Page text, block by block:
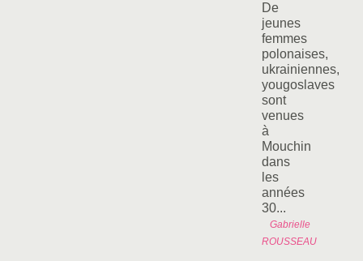
De
jeunes
femmes
polonaises,
ukrainiennes,
yougoslaves
sont
venues
à
Mouchin
dans
les
années
30...
Gabrielle
ROUSSEAU